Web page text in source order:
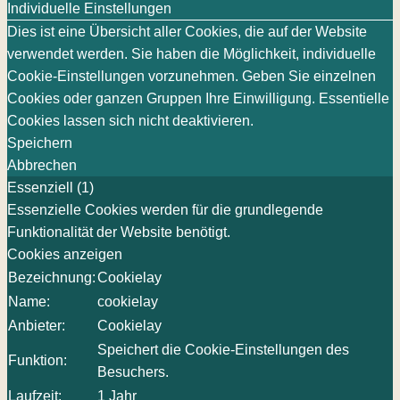
Individuelle Einstellungen
Dies ist eine Übersicht aller Cookies, die auf der Website
verwendet werden. Sie haben die Möglichkeit, individuelle
Cookie-Einstellungen vorzunehmen. Geben Sie einzelnen
Cookies oder ganzen Gruppen Ihre Einwilligung. Essentielle
Cookies lassen sich nicht deaktivieren.
Speichern
Abbrechen
Essenziell (1)
Essenzielle Cookies werden für die grundlegende
Funktionalität der Website benötigt.
Cookies anzeigen
Bezeichnung:Cookielay
Name:
cookielay
Anbieter:
Cookielay
Funktion:
Speichert die Cookie-Einstellungen des
Besuchers.
Laufzeit:
1 Jahr